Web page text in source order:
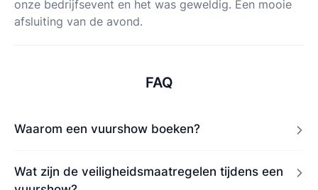
onze bedrijfsevent en het was geweldig. Een mooie
afsluiting van de avond.
FAQ
Waarom een vuurshow boeken?
Wat zijn de veiligheidsmaatregelen tijdens een